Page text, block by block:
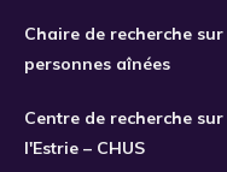
Chaire de recherche
personnes aînées
Centre de recherche
l'Estrie – CHUS